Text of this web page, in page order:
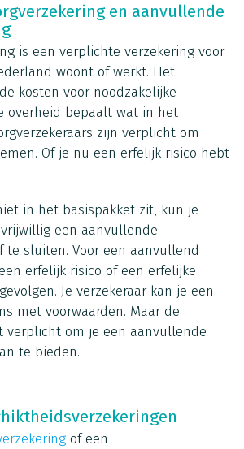
en aanvullende
is een verplichte verzekering voor
woont of werkt. Het
kosten voor noodzakelijke
overheid bepaalt wat in het
zijn verplicht om
Of je nu een erfelijk risico hebt
in het basispakket zit, kun je
een aanvullende
te sluiten. Voor een aanvullend
erfelijk risico of een erfelijke
Je verzekeraar kan je een
met voorwaarden. Maar de
verplicht om je een aanvullende
te bieden.
of een